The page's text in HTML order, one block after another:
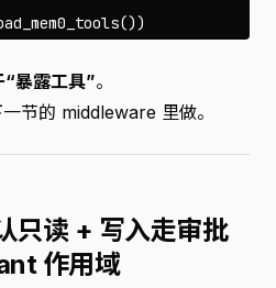
())
暴露工具”。
节的 middleware 里做。
只读 + 写入走审批
作用域